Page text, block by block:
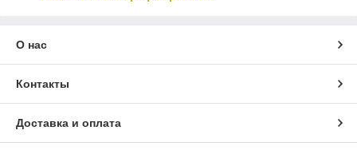
О нас
Контакты
Доставка и оплата